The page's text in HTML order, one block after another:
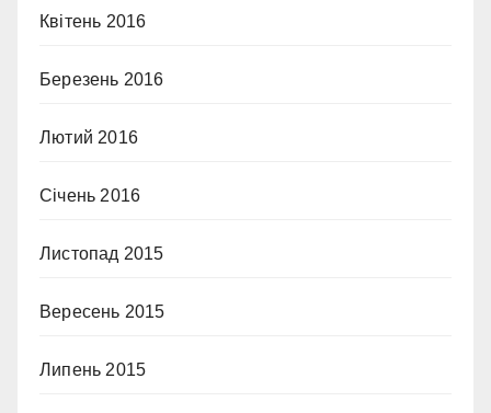
Квітень 2016
Березень 2016
Лютий 2016
Січень 2016
Листопад 2015
Вересень 2015
Липень 2015